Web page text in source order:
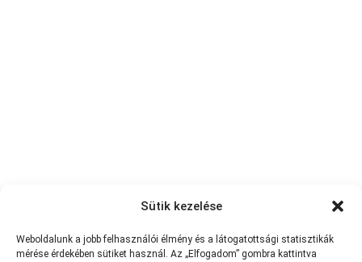
Sütik kezelése
Weboldalunk a jobb felhasználói élmény és a látogatottsági statisztikák
mérése érdekében sütiket használ. Az „Elfogadom” gombra kattintva